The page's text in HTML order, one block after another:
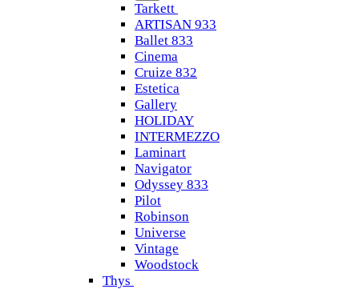
Tarkett
ARTISAN 933
Ballet 833
Cinema
Cruize 832
Estetica
Gallery
HOLIDAY
INTERMEZZO
Laminart
Navigator
Odyssey 833
Pilot
Robinson
Universe
Vintage
Woodstock
Thys